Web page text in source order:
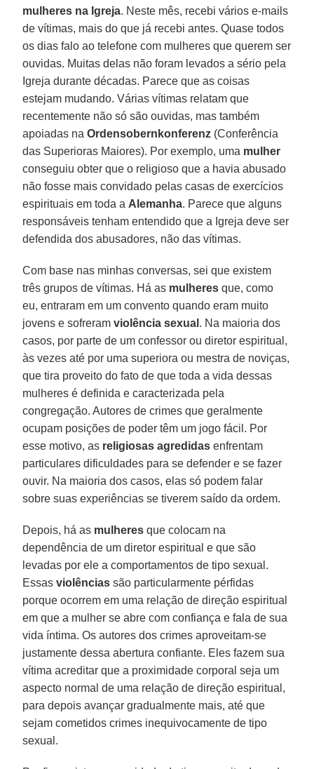
mulheres na Igreja. Neste mês, recebi vários e-mails
de vítimas, mais do que já recebi antes. Quase todos
os dias falo ao telefone com mulheres que querem ser
ouvidas. Muitas delas não foram levados a sério pela
Igreja durante décadas. Parece que as coisas
estejam mudando. Várias vítimas relatam que
recentemente não só são ouvidas, mas também
apoiadas naOrdensobernkonferenz (Conferência
das Superioras Maiores). Por exemplo, uma mulher
conseguiu obter que o religioso que a havia abusado
não fosse mais convidado pelas casas de exercícios
espirituais em toda a Alemanha. Parece que alguns
responsáveis tenham entendido que a Igreja deve ser
defendida dos abusadores, não das vítimas.
Com base nas minhas conversas, sei que existem
três grupos de vítimas. Há as mulheres que, como
eu, entraram em um convento quando eram muito
jovens e sofreramviolência sexual . Na maioria dos
casos, por parte de um confessor ou diretor espiritual,
às vezes até por uma superiora ou mestra de noviças,
que tira proveito do fato de que toda a vida dessas
mulheres é definida e caracterizada pela
congregação. Autores de crimes que geralmente
ocupam posições de poder têm um jogo fácil. Por
esse motivo, as religiosas agredidas enfrentam
particulares dificuldades para se defender e se fazer
ouvir. Na maioria dos casos, elas só podem falar
sobre suas experiências se tiverem saído da ordem.
Depois, há as mulheres que colocam na
dependência de um diretor espiritual e que são
levadas por ele a comportamentos de tipo sexual.
Essasviolências são particularmente pérfidas
porque ocorrem em uma relação de direção espiritual
em que a mulher se abre com confiança e fala de sua
vida íntima. Os autores dos crimes aproveitam-se
justamente dessa abertura confiante. Eles fazem sua
vítima acreditar que a proximidade corporal seja um
aspecto normal de uma relação de direção espiritual,
para depois avançar gradualmente mais, até que
sejam cometidos crimes inequivocamente de tipo
sexual.